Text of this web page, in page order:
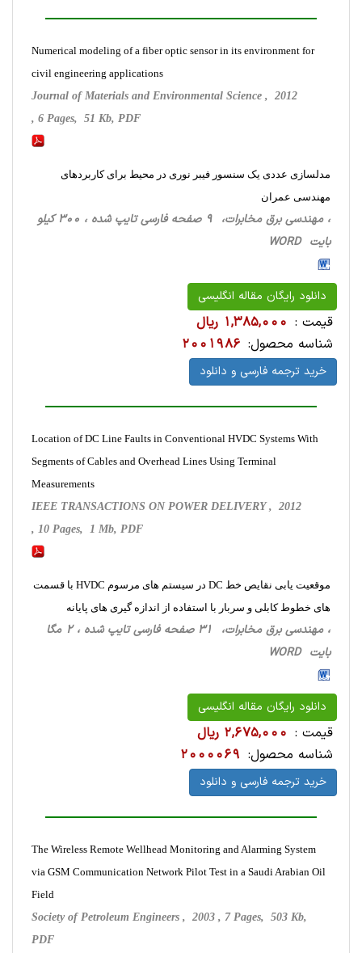
Numerical modeling of a fiber optic sensor in its environment for
civil engineering applications
Journal of Materials and Environmental Science , 2012
, 6 Pages, 51 Kb, PDF
مدلسازی عددی یک سنسور فیبر نوری در محیط برای کاربردهای
مهندسی عمران
، مهندسی برق مخابرات، 9 صفحه فارسی تایپ شده ، 300 کیلو
بایت WORD
دانلود رایگان مقاله انگلیسی
قیمت : 1,385,000 ریال
شناسه محصول: 2001986
خرید ترجمه فارسی و دانلود
Location of DC Line Faults in Conventional HVDC Systems With
Segments of Cables and Overhead Lines Using Terminal
Measurements
IEEE TRANSACTIONS ON POWER DELIVERY , 2012
, 10 Pages, 1 Mb, PDF
موقعیت یابی نقایص خط DC در سیستم های مرسوم HVDC با قسمت
های خطوط کابلی و سربار با استفاده از اندازه گیری های پایانه
، مهندسی برق مخابرات، 31 صفحه فارسی تایپ شده ، 2 مگا
بایت WORD
دانلود رایگان مقاله انگلیسی
قیمت : 2,675,000 ریال
شناسه محصول: 2000069
خرید ترجمه فارسی و دانلود
The Wireless Remote Wellhead Monitoring and Alarming System
via GSM Communication Network Pilot Test in a Saudi Arabian Oil
Field
Society of Petroleum Engineers , 2003 , 7 Pages, 503 Kb,
PDF